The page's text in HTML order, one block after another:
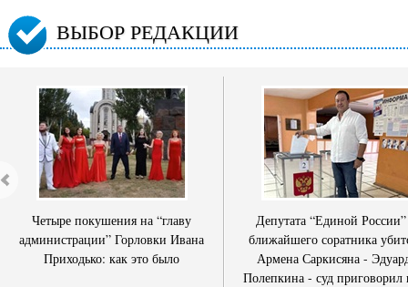
ВЫБОР РЕДАКЦИИ
Четыре покушения на “главу
администрации” Горловки Ивана
Приходько: как это было
Депутата “Единой
ближайшего соратника
Армена Саркисяна -
Полепкина - суд приговорил